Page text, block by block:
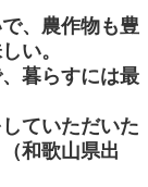
、農作物も豊
い。
暮らすには最
ていただいた
和歌山県出